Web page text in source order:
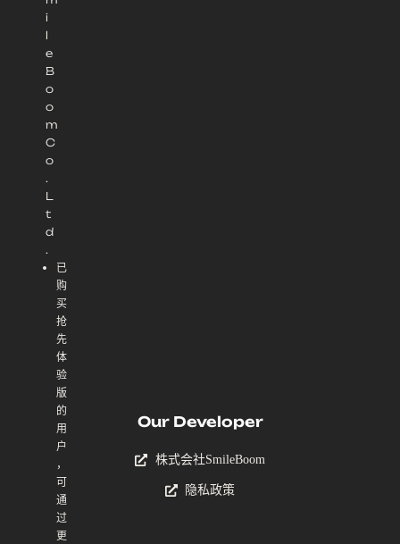
i
l
e
B
o
o
m
C
o
.
L
t
d
.
已
购
买
抢
先
体
验
版
的
用
户
，
可
通
过
更
Our Developer
株式会社SmileBoom
隐私政策